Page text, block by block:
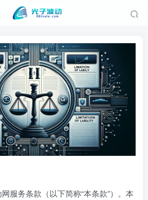
服务条款（以下简称“本条款”）。本